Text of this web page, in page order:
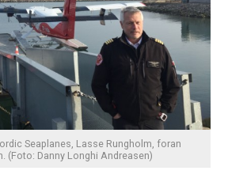
Seaplanes, Lasse Rungholm, foran
(Foto: Danny Longhi Andreasen)